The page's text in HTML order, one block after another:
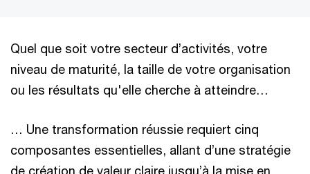
Quel que soit votre secteur d’activités, votre
niveau de maturité, la taille de votre organisation
ou les résultats qu'elle cherche à atteindre… ​
… Une transformation réussie requiert cinq
composantes essentielles, allant d’une stratégie
de création de valeur claire jusqu’à la mise en